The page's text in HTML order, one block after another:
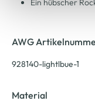
AWG
928140-lightlbue-1
Material